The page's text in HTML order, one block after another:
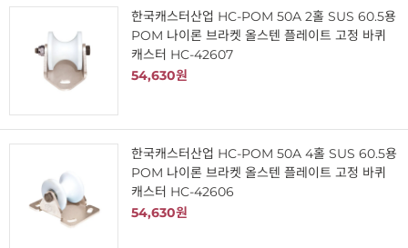
한국캐스터산업 HC-POM 50A 2홀 SUS 60.5용
POM 나이론 브라켓 올스텐 플레이트 고정 바퀴
캐스터 HC-42607
54,630원
한국캐스터산업 HC-POM 50A 4홀 SUS 60.5용
POM 나이론 브라켓 올스텐 플레이트 고정 바퀴
캐스터 HC-42606
54,630원